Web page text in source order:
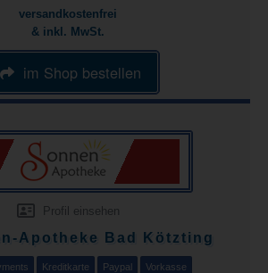
versandkostenfrei
& inkl. MwSt.
im Shop bestellen
Profil einsehen
Apotheke Bad Kötzting
Kreditkarte Paypal Vorkasse